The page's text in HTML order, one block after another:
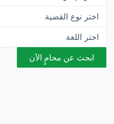
ابحث عن محامٍ الآن